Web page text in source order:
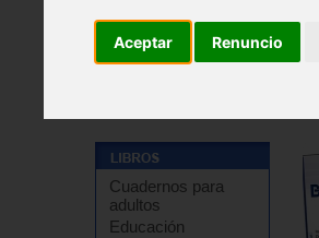
Aceptar Renuncio
Cuadernos para
adultos
Educación